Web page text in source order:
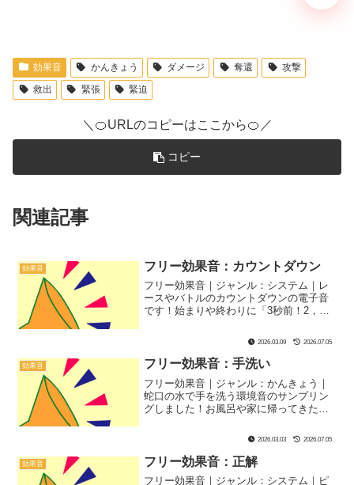
効果音 かんきょう ダメージ 奪還
攻撃
救出
緊張 緊迫
＼🍊URLのコピーはここから🍊／
コピー
関連記事
効果音 フリー効果音：カウントダウン
フリー効果音｜ジャンル：システム｜レ
ースやバトルのカウントダウンの電子音
です！始まりや終わりに「3秒前！2，
2026.03.09 2026.07.05
効果音 フリー効果音：手洗い
フリー効果音｜ジャンル：かんきょう｜
蛇口の水で手を洗う環境音のサンプリン
グしました！お風呂や家に帰ってきた時
2026.03.03 2026.07.05
効果音 フリー効果音：正解
フリー効果音｜ジャンル：システム｜ピ